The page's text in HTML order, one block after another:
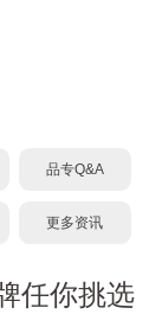
品专Q&A
更多资讯
任你挑选